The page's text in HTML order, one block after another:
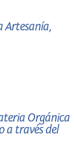
Artesanía,
Orgánica
a través del